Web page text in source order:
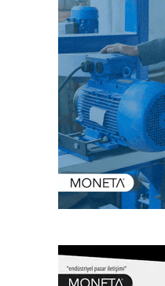
Eurasia, Yapıştırıcılar ve
Adhesive &Bonding
Kaplama Teknolojileri
Uluslararası Yüzey İşlem,
Teknolojileri Fuarı Surtech
profesyonellerini bir
teknolojinin, ürün ve ilklerin
yapacak Artkim Fuarcılık,
üzerinde firmanın
etkinliklerde 10 bin
Fuarlarda, sektörün ulusal